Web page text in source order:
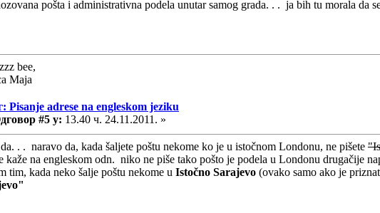
pošta i administrativna podela unutar samog grada. . . ja bih tu morala da
bee,
Maja
Pisanje adrese na engleskom jeziku
#5 у: 13.40 ч. 24.11.2011. »
. . naravo da, kada šaljete poštu nekome ko je u istočnom Londonu, ne pišete
kaže na engleskom odn. niko ne piše tako pošto je podela u Londonu drugačije
tim, kada neko šalje poštu nekome u Istočno Sarajevo (ovako samo ako je